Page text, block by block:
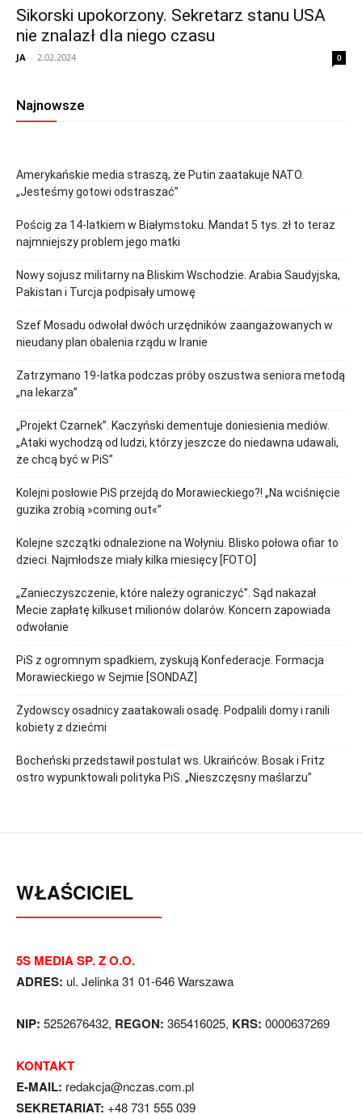
Sikorski upokorzony. Sekretarz stanu USA
nie znalazł dla niego czasu
JA - 2.02.2024 0
Najnowsze
Amerykańskie media straszą, że Putin zaatakuje NATO.
„Jesteśmy gotowi odstraszać”
Pościg za 14-latkiem w Białymstoku. Mandat 5 tys. zł to teraz
najmniejszy problem jego matki
Nowy sojusz militarny na Bliskim Wschodzie. Arabia Saudyjska,
Pakistan i Turcja podpisały umowę
Szef Mosadu odwołał dwóch urzędników zaangażowanych w
nieudany plan obalenia rządu w Iranie
Zatrzymano 19-latka podczas próby oszustwa seniora metodą
„na lekarza”
„Projekt Czarnek”. Kaczyński dementuje doniesienia mediów.
„Ataki wychodzą od ludzi, którzy jeszcze do niedawna udawali,
że chcą być w PiS”
Kolejni posłowie PiS przejdą do Morawieckiego?! „Na wciśnięcie
guzika zrobią »coming out«”
Kolejne szczątki odnalezione na Wołyniu. Blisko połowa ofiar to
dzieci. Najmłodsze miały kilka miesięcy [FOTO]
„Zanieczyszczenie, które należy ograniczyć”. Sąd nakazał
Mecie zapłatę kilkuset milionów dolarów. Koncern zapowiada
odwołanie
PiS z ogromnym spadkiem, zyskują Konfederacje. Formacja
Morawieckiego w Sejmie [SONDAŻ]
Żydowscy osadnicy zaatakowali osadę. Podpalili domy i ranili
kobiety z dziećmi
Bocheński przedstawił postulat ws. Ukraińców. Bosak i Fritz
ostro wypunktowali polityka PiS. „Nieszczęsny maślarzu”
WŁAŚCICIEL
5S MEDIA SP. Z O.O.
ADRES: ul. Jelinka 31 01-646 Warszawa
NIP: 5252676432, REGON: 365416025, KRS: 0000637269
KONTAKT
E-MAIL: redakcja@nczas.com.pl
SEKRETARIAT: +48 731 555 039